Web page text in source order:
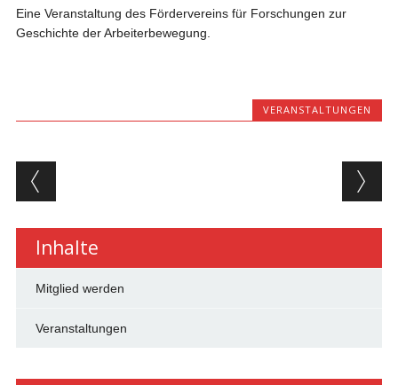
Eine Veranstaltung des Fördervereins für Forschungen zur
Geschichte der Arbeiterbewegung.
VERANSTALTUNGEN
Beitragsnavigation
Inhalte
Mitglied werden
Veranstaltungen